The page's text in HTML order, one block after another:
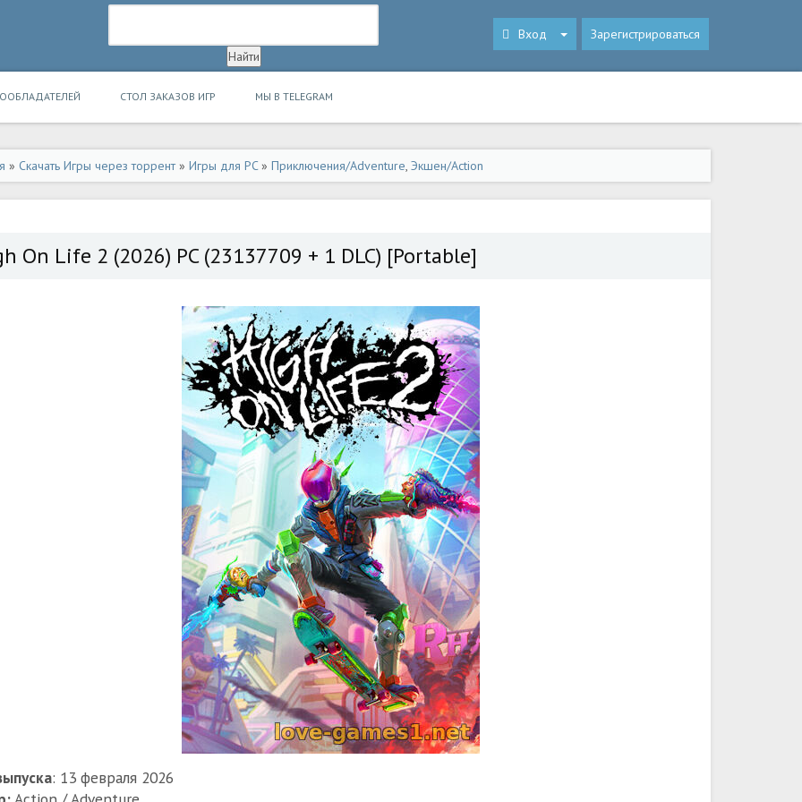
Вход Зарегистрироваться
СТОЛ ЗАКАЗОВ ИГР МЫ В TELEGRAM
» Скачать Игры через торрент» Игры для PC» Приключения/Adventure, Экшен/Action
On Life 2 (2026) PC (23137709 + 1 DLC) [Portable]
: 13 февраля 2026